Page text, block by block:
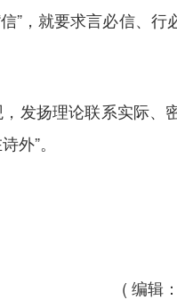
”，就要求言必信、
发扬理论联系实际、
外”。
( 编辑